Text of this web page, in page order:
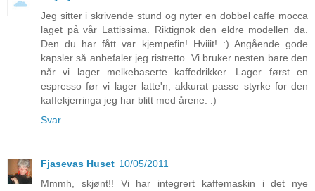
Jeg sitter i skrivende stund og nyter en dobbel caffe mocca
laget på vår Lattissima. Riktignok den eldre modellen da.
Den du har fått var kjempefin! Hviiit! :) Angående gode
kapsler så anbefaler jeg ristretto. Vi bruker nesten bare den
når vi lager melkebaserte kaffedrikker. Lager først en
espresso før vi lager latte'n, akkurat passe styrke for den
kaffekjerringa jeg har blitt med årene. :)
Svar
Fjasevas Huset 10/05/2011
Mmmh, skjønt!! Vi har integrert kaffemaskin i det nye